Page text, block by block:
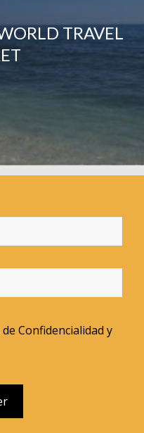
TRAVEL
Confidencialidad y